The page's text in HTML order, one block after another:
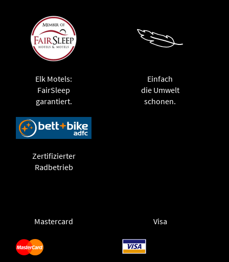
Elk Motels:
FairSleep
garantiert.
Einfach
die Umwelt
schonen.
Zertifizierter
Radbetrieb
Mastercard Visa